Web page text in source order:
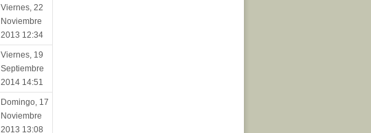
Viernes, 22
Noviembre
2013 12:34
Viernes, 19
Septiembre
2014 14:51
Domingo, 17
Noviembre
2013 13:08